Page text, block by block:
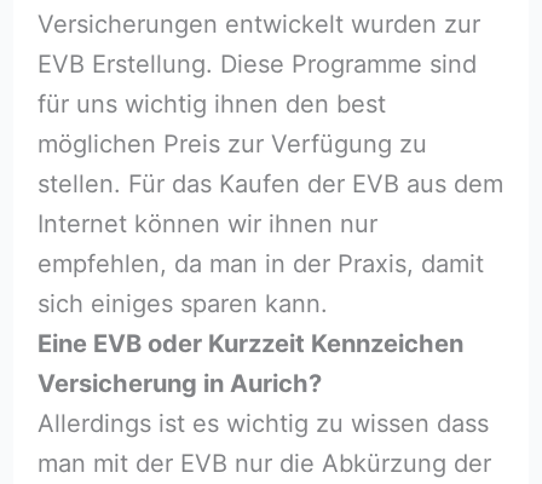
Versicherungen entwickelt wurden zur
EVB Erstellung. Diese Programme sind
für uns wichtig ihnen den best
möglichen Preis zur Verfügung zu
stellen. Für das Kaufen der EVB aus dem
Internet können wir ihnen nur
empfehlen, da man in der Praxis, damit
sich einiges sparen kann.
Eine EVB oder Kurzzeit Kennzeichen
Versicherung in Aurich?
Allerdings ist es wichtig zu wissen dass
man mit der EVB nur die Abkürzung der